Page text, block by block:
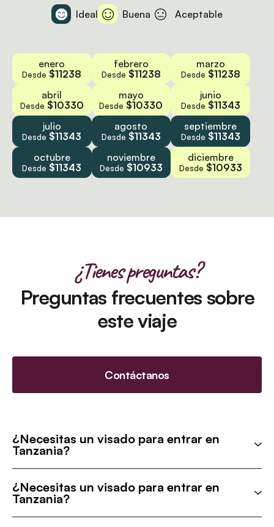
Ideal Buena Aceptable
enero
Desde $11238
febrero
Desde $11238
marzo
Desde $11238
abril
Desde $10330
mayo
Desde $10330
junio
Desde $11343
julio
Desde $11343
agosto
Desde $11343
septiembre
Desde $11343
octubre
Desde $11343
noviembre
Desde $10933
diciembre
Desde $10933
¿Tienes preguntas?
Preguntas frecuentes sobre
este viaje
Contáctanos
¿Necesitas un visado para entrar en
Tanzania?
¿Necesitas un visado para entrar en
Tanzania?